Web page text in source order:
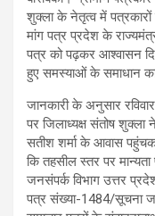
शुक्ला के नेतृत्व में
मांग पत्र प्रदेश के
पत्र को पढ़कर आश्वासन
हुए समस्याओं के समाधान का
जानकारी के अनुसार
पर जिलाध्यक्ष संतोष शुक्ला
सतीश शर्मा के आवास
कि तहसील स्तर पर
जनसंपर्क विभाग उत्तर
पत्र संख्या-1484/सूचना